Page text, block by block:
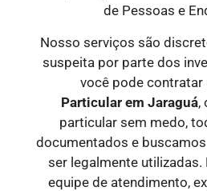
de Pessoas e
Nosso serviços são
suspeita por parte dos
você pode contratar
Particular em Jaraguá,
particular sem medo,
documentados e
ser legalmente utilizadas.
equipe de atendimento,